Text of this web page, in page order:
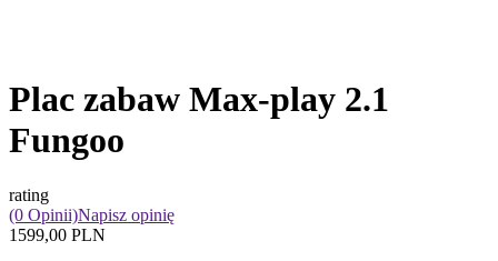
Plac zabaw Max-play 2.1
Fungoo
rating
(0 Opinii)Napisz opinię
1599,00 PLN